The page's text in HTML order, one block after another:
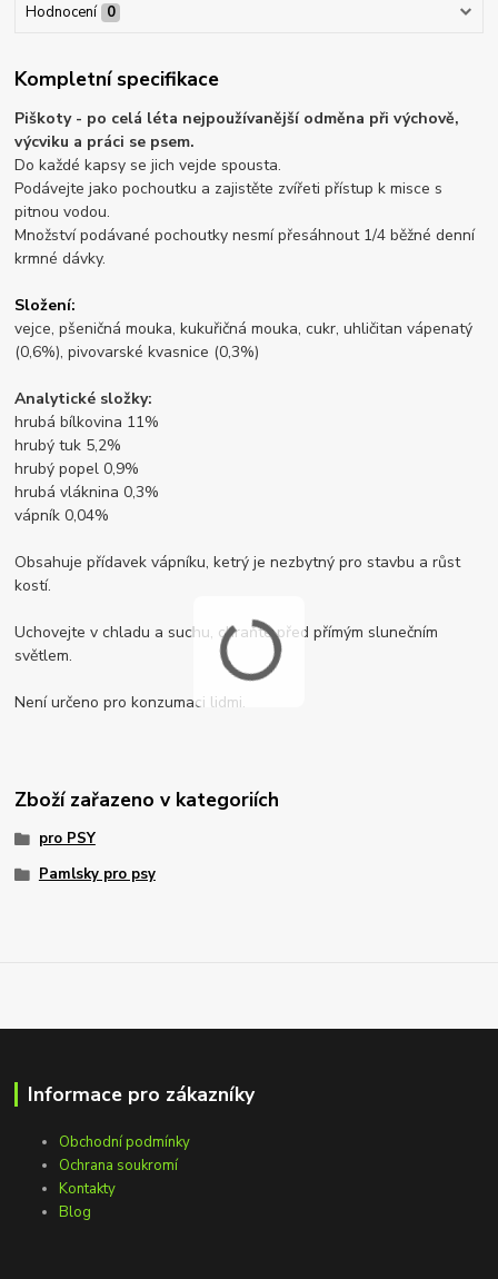
Hodnocení 0
Kompletní specifikace
Piškoty - po celá léta nejpoužívanější odměna při výchově,
výcviku a práci se psem.
Do každé kapsy se jich vejde spousta.
Podávejte jako pochoutku a zajistěte zvířeti přístup k misce s
pitnou vodou.
Množství podávané pochoutky nesmí přesáhnout 1/4 běžné denní
krmné dávky.
Složení:
vejce, pšeničná mouka, kukuřičná mouka, cukr, uhličitan vápenatý
(0,6%), pivovarské kvasnice (0,3%)
Analytické složky:
hrubá bílkovina 11%
hrubý tuk 5,2%
hrubý popel 0,9%
hrubá vláknina 0,3%
vápník 0,04%
Obsahuje přídavek vápníku, ketrý je nezbytný pro stavbu a růst
kostí.
Uchovejte v chladu a suchu, chraňte před přímým slunečním
světlem.
Není určeno pro konzumaci lidmi.
Zboží zařazeno v kategoriích
pro PSY
Pamlsky pro psy
Informace pro zákazníky
Obchodní podmínky
Ochrana soukromí
Kontakty
Blog